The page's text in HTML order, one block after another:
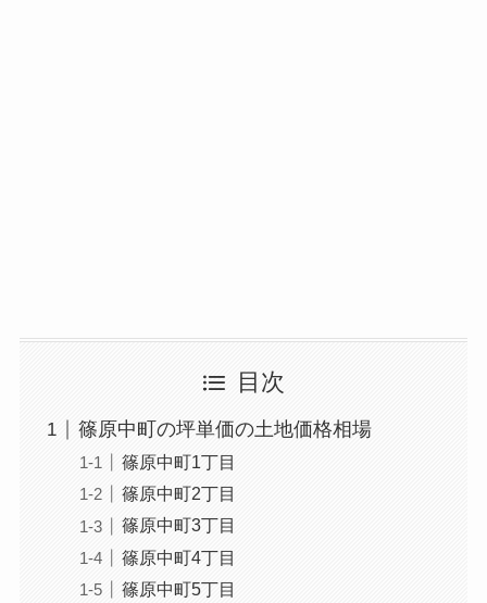
目次
篠原中町の坪単価の土地価格相場
篠原中町1丁目
篠原中町2丁目
篠原中町3丁目
篠原中町4丁目
篠原中町5丁目